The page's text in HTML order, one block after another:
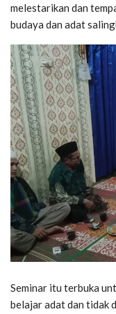
melestarikan dan
budaya dan adat
Seminar itu terbuka
belajar adat dan tidak